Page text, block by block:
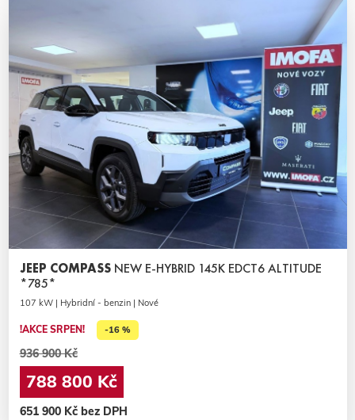
JEEP COMPASS NEW E-HYBRID 145K EDCT6 ALTITUDE
*785*
107 kW | Hybridní - benzin | Nové
!AKCE SRPEN! -16 %
936 900 Kč
788 800 Kč
651 900 Kč bez DPH